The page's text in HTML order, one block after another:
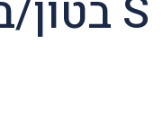
S בטון/בלוקים